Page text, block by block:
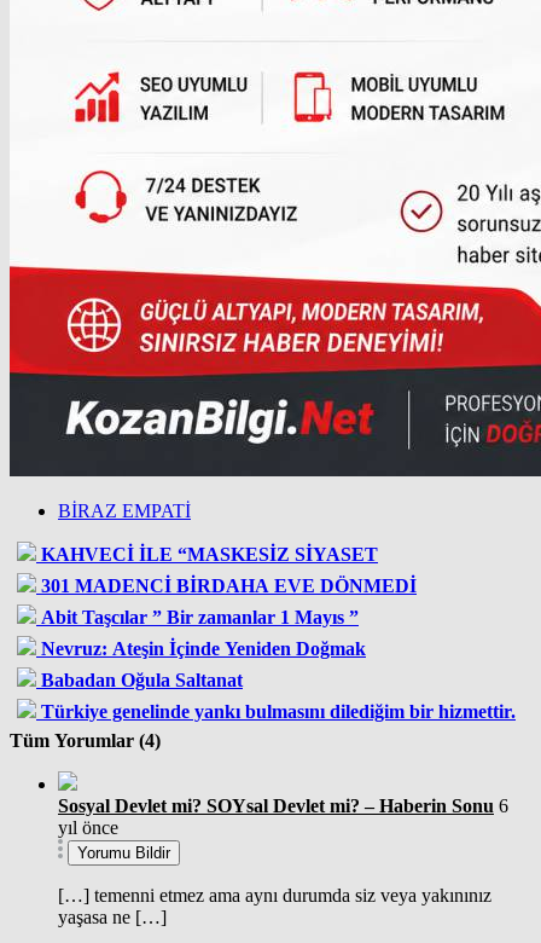
BİRAZ EMPATİ
KAHVECİ İLE “MASKESİZ SİYASET
301 MADENCİ BİRDAHA EVE DÖNMEDİ
Abit Taşcılar ” Bir zamanlar 1 Mayıs ”
Nevruz: Ateşin İçinde Yeniden Doğmak
Babadan Oğula Saltanat
Türkiye genelinde yankı bulmasını dilediğim bir hizmettir.
Tüm Yorumlar (4)
Sosyal Devlet mi? SOYsal Devlet mi? – Haberin Sonu 6
yıl önce
Yorumu Bildir
[…] temenni etmez ama aynı durumda siz veya yakınınız
yaşasa ne […]